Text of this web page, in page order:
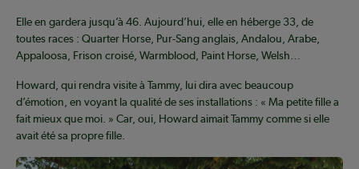
Elle en gardera jusqu’à 46. Aujourd’hui, elle en héberge 33, de
toutes races : Quarter Horse, Pur-Sang anglais, Andalou, Arabe,
Appaloosa, Frison croisé, Warmblood, Paint Horse, Welsh…
Howard, qui rendra visite à Tammy, lui dira avec beaucoup
d’émotion, en voyant la qualité de ses installations : « Ma petite fille a
fait mieux que moi. » Car, oui, Howard aimait Tammy comme si elle
avait été sa propre fille.